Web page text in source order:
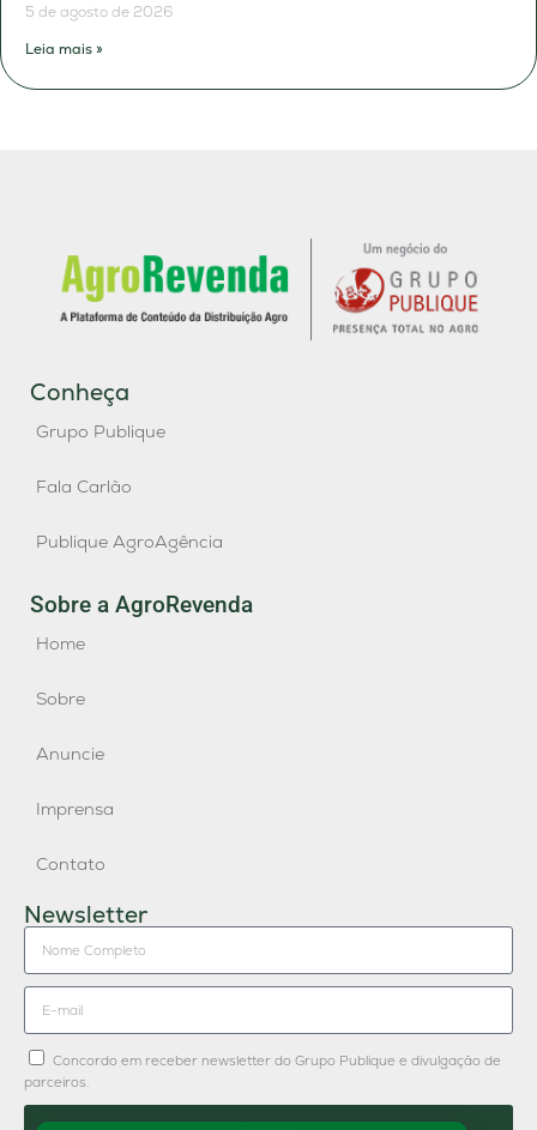
5 de agosto de 2026
Leia mais »
Conheça
Grupo Publique
Fala Carlão
Publique AgroAgência
Sobre a AgroRevenda
Home
Sobre
Anuncie
Imprensa
Contato
Newsletter
Concordo em receber newsletter do Grupo Publique e divulgação de
parceiros.